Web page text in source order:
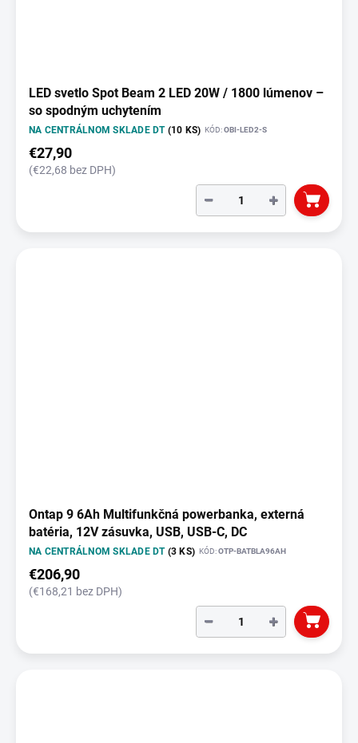
LED svetlo Spot Beam 2 LED 20W / 1800 lúmenov –
so spodným uchytením
NA CENTRÁLNOM SKLADE DT (10 KS) KÓD:OBI-LED2-S
€27,90
(€22,68 bez DPH)
+
−
Ontap 9 6Ah Multifunkčná powerbanka, externá
batéria, 12V zásuvka, USB, USB-C, DC
NA CENTRÁLNOM SKLADE DT (3 KS) KÓD:OTP-BATBLA96AH
€206,90
(€168,21 bez DPH)
+
−